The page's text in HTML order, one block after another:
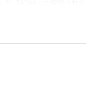
ート 技術です。
Port を組み合わせたと